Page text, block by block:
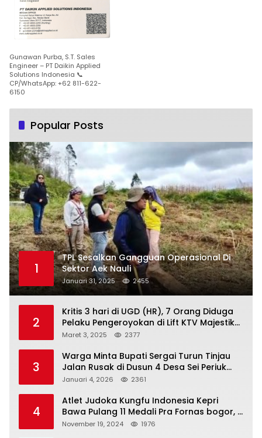
Gunawan Purba, S.T. Sales
Engineer – PT Daikin Applied
Solutions Indonesia 📞
CP/WhatsApp: +62 811-622-
6150
Popular Posts
1
TPL Sesalkan Gangguan Operasional Di
Sektor Aek Nauli
Januari 31, 2025 2455
2
Kritis 3 hari di UGD (HR), 7 Orang Diduga
Pelaku Pengeroyokan di Lift KTV Majestik
Melenggang Bebas, Kantor Hukum JAP
Tanjungpinang
Maret 3, 2025 2377
3
Warga Minta Bupati Sergai Turun Tinjau
Jalan Rusak di Dusun 4 Desa Sei Periuk
Serdang Bedagai
Januari 4, 2026 2361
4
Atlet Judoka Kungfu Indonesia Kepri
Bawa Pulang 11 Medali Pra Fornas bogor, 3
Emas dan 8 Perunggu.
November 19, 2024 1976